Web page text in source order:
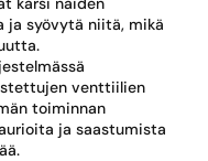
ja syövytä niitä, mikä
venttiilien
toiminnan
ja saastumista